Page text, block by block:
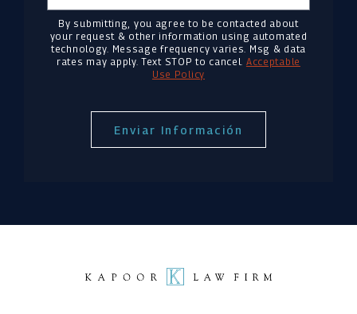
By submitting, you agree to be contacted about
your request & other information using automated
technology. Message frequency varies. Msg & data
rates may apply. Text STOP to cancel. Acceptable
Use Policy
Enviar Información